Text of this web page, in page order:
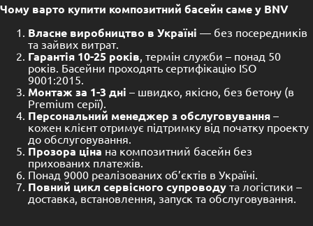
Чому варто купити композитний басейн саме у BNV
Власне виробництво в Україні — без посередників
та зайвих витрат.
Гарантія 10-25 років, термін служби – понад 50
років. Басейни проходять сертифікацію ISO
9001:2015.
Монтаж за 1-3 дні – швидко, якісно, без бетону (в
Premium серії).
Персональний менеджер з обслуговування –
кожен клієнт отримує підтримку від початку проекту
до обслуговування.
Прозора ціна на композитний басейн без
прихованих платежів.
Понад 9000 реалізованих об’єктів в Україні.
Повний цикл сервісного супроводу та логістики –
доставка, встановлення, запуск та обслуговування.